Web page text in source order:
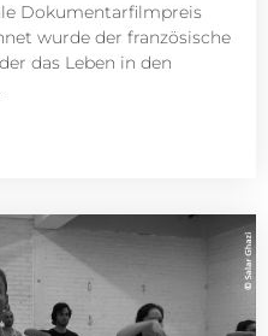
Dokumentarfilmpreis
wurde der französische
das Leben in den